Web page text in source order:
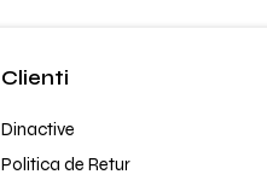
Clienti
Dinactive
Politica de Retur